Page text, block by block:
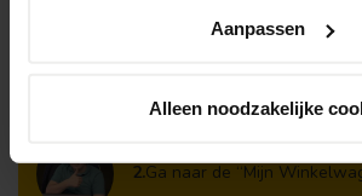
Aanpassen
Alleen noodzakelijke
Voeg alle gewenste
2.Ga naar de “Mijn